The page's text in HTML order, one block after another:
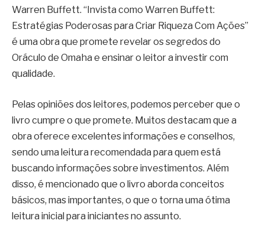
Warren Buffett. “Invista como Warren Buffett:
Estratégias Poderosas para Criar Riqueza Com Ações”
é uma obra que promete revelar os segredos do
Oráculo de Omaha e ensinar o leitor a investir com
qualidade.
Pelas opiniões dos leitores, podemos perceber que o
livro cumpre o que promete. Muitos destacam que a
obra oferece excelentes informações e conselhos,
sendo uma leitura recomendada para quem está
buscando informações sobre investimentos. Além
disso, é mencionado que o livro aborda conceitos
básicos, mas importantes, o que o torna uma ótima
leitura inicial para iniciantes no assunto.